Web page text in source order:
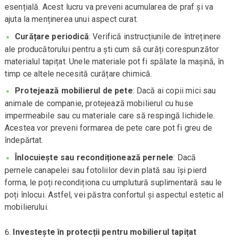
esențială. Acest lucru va preveni acumularea de praf și va
ajuta la menținerea unui aspect curat.
Curățare periodică: Verifică instrucțiunile de întreținere
ale producătorului pentru a ști cum să curăți corespunzător
materialul tapițat. Unele materiale pot fi spălate la mașină, în
timp ce altele necesită curățare chimică.
Protejează mobilierul de pete: Dacă ai copii mici sau
animale de companie, protejează mobilierul cu huse
impermeabile sau cu materiale care să respingă lichidele.
Acestea vor preveni formarea de pete care pot fi greu de
îndepărtat.
Înlocuiește sau recondiționează pernele: Dacă
pernele canapelei sau fotoliilor devin plată sau își pierd
forma, le poți recondiționa cu umplutură suplimentară sau le
poți înlocui. Astfel, vei păstra confortul și aspectul estetic al
mobilierului.
Investește în protecții pentru mobilierul tapițat